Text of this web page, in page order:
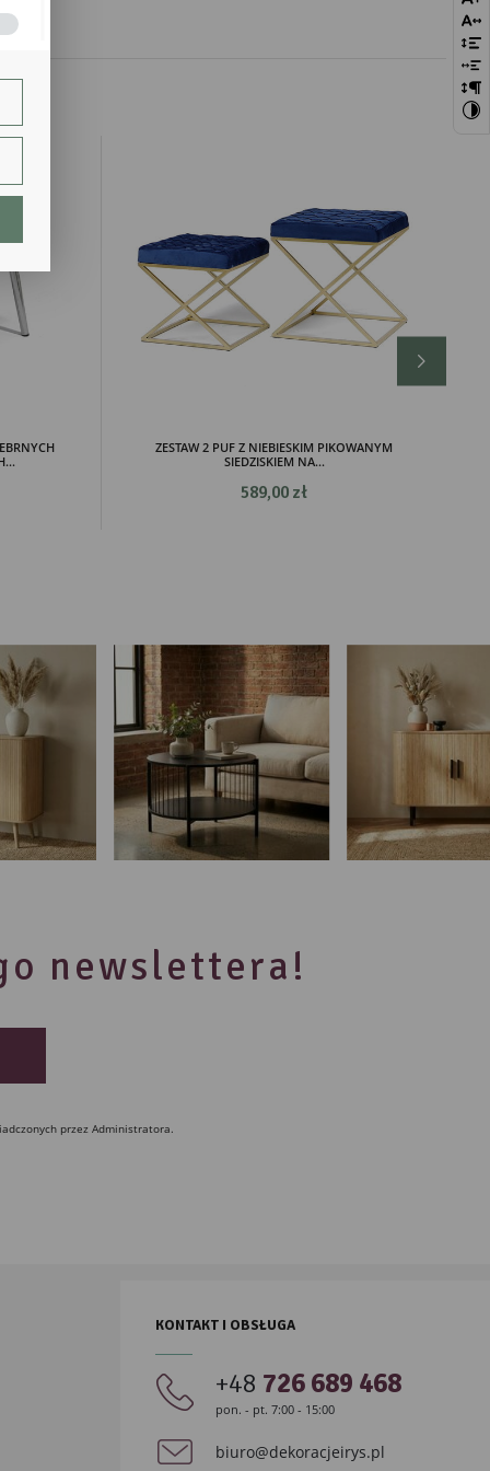
ZESTAW 2 PUF Z NIEBIESKIM PIKOWANYM
SIEDZISKIEM NA...
589,00 zł
newslettera!
przez Administratora.
KONTAKT I OBSŁUGA
+48 726 689 468
pon. - pt. 7:00 - 15:00
biuro@dekoracjeirys.pl